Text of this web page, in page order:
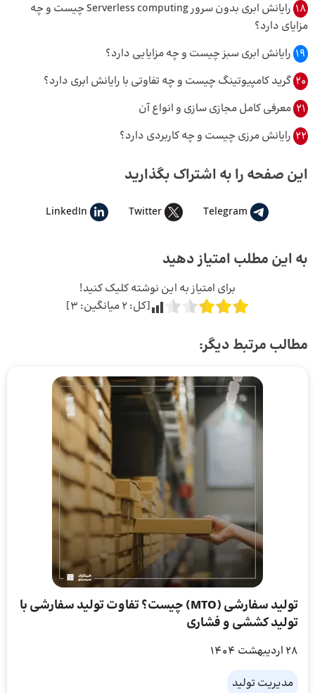
18
رایانش ابری بدون سرور Serverless computing چیست و چه
مزایای دارد؟
19 رایانش ابری سبز چیست و چه مزایایی دارد؟
20 گرید کامپیوتینگ چیست و چه تفاوتی با رایانش ابری دارد؟
21 معرفی کامل مجازی سازی و انواع آن
22 رایانش مرزی چیست و چه کاربردی دارد؟
این صفحه را به اشتراک بگذارید
Telegram
Twitter
LinkedIn
به این مطلب امتیاز دهید
برای امتیاز به این نوشته کلیک کنید!
[کل: 2میانگین: 3
]
مطالب مرتبط دیگر:
تولید سفارشی (MTO) چیست؟ تفاوت تولید سفارشی با
تولید کششی و فشاری
28 اردیبهشت 1404
مدیریت تولید